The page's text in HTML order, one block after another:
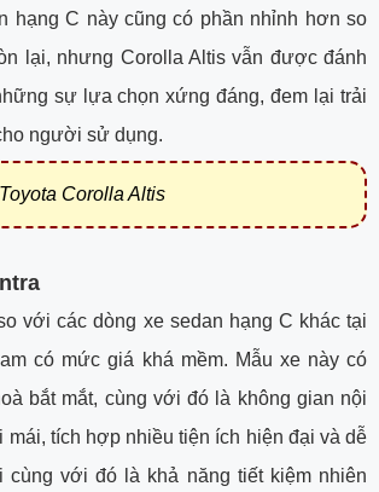
hạng C này cũng có phần nhỉnh hơn so
lại, nhưng Corolla Altis vẫn được đánh
sự lựa chọn xứng đáng, đem lại trải
người sử dụng.
Toyota Corolla Altis
với các dòng xe sedan hạng C khác tại
có mức giá khá mềm. Mẫu xe này có
bắt mắt, cùng với đó là không gian nội
mái, tích hợp nhiều tiện ích hiện đại và dễ
cùng với đó là khả năng tiết kiệm nhiên